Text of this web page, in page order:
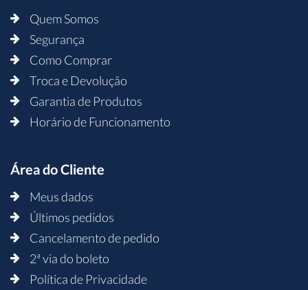
Quem Somos
Segurança
Como Comprar
Troca e Devolução
Garantia de Produtos
Horário de Funcionamento
Área do Cliente
Meus dados
Últimos pedidos
Cancelamento de pedido
2ª via do boleto
Política de Privacidade